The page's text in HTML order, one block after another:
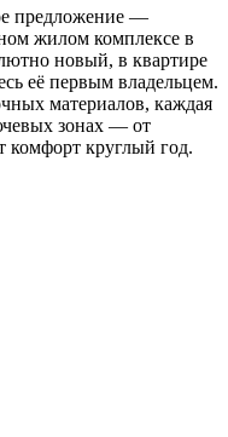
предложение —
жилом комплексе в
новый, в квартире
её первым владельцем.
материалов, каждая
зонах — от
комфорт круглый год.